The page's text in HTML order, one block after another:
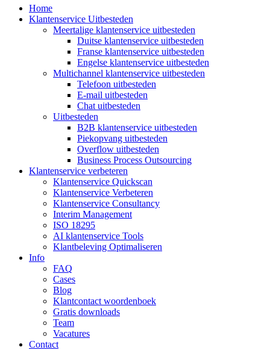
Home
Klantenservice Uitbesteden
Meertalige klantenservice uitbesteden
Duitse klantenservice uitbesteden
Franse klantenservice uitbesteden
Engelse klantenservice uitbesteden
Multichannel klantenservice uitbesteden
Telefoon uitbesteden
E-mail uitbesteden
Chat uitbesteden
Uitbesteden
B2B klantenservice uitbesteden
Piekopvang uitbesteden
Overflow uitbesteden
Business Process Outsourcing
Klantenservice verbeteren
Klantenservice Quickscan
Klantenservice Verbeteren
Klantenservice Consultancy
Interim Management
ISO 18295
AI klantenservice Tools
Klantbeleving Optimaliseren
Info
FAQ
Cases
Blog
Klantcontact woordenboek
Gratis downloads
Team
Vacatures
Contact